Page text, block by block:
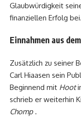
Glaubwürdigkeit
finanziellen Erfolg bei.
Einnahmen aus
Zusätzlich zu seiner
Carl Hiaasen sein
Beginnend mit Hoot
schrieb er weiterhin
Chomp.